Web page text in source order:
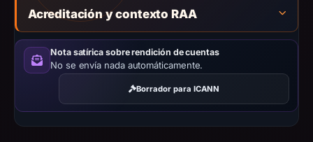
Foundation.
Infrastructure
details
may
have
changed
since
Acreditación y contexto RAA
Nota satírica sobre rendición de cuentas
No se envía nada automáticamente.
Borrador para ICANN